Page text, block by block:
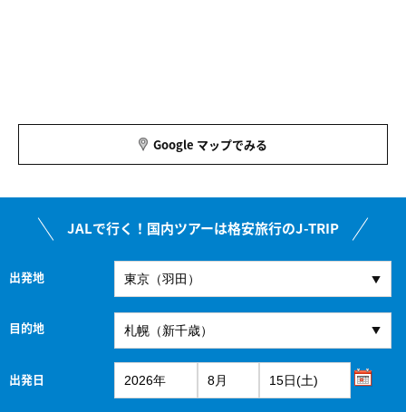
Google マップでみる
JALで行く！国内ツアーは格安旅行のJ-TRIP
出発地
目的地
出発日